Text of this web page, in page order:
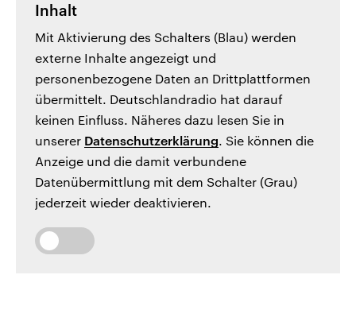
Inhalt
Mit Aktivierung des Schalters (Blau) werden
externe Inhalte angezeigt und
personenbezogene Daten an Drittplattformen
übermittelt. Deutschlandradio hat darauf
keinen Einfluss. Näheres dazu lesen Sie in
unserer Datenschutzerklärung. Sie können die
Anzeige und die damit verbundene
Datenübermittlung mit dem Schalter (Grau)
jederzeit wieder deaktivieren.